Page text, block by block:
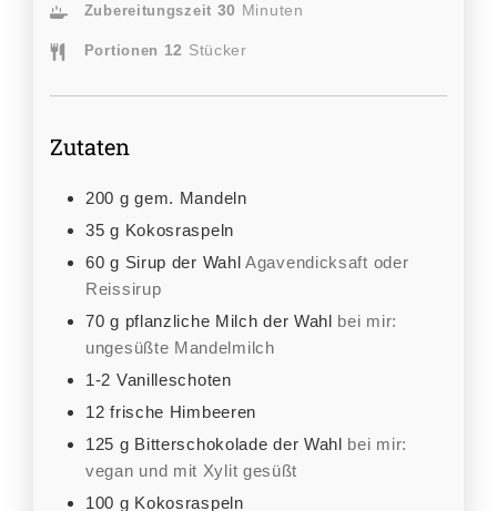
Zubereitungszeit 30 Minuten
Portionen 12 Stücker
Zutaten
200 g gem. Mandeln
35 g Kokosraspeln
60 g Sirup der Wahl Agavendicksaft oder
Reissirup
70 g pflanzliche Milch der Wahl bei mir:
ungesüßte Mandelmilch
1-2 Vanilleschoten
12 frische Himbeeren
125 g Bitterschokolade der Wahl bei mir:
vegan und mit Xylit gesüßt
100 g Kokosraspeln